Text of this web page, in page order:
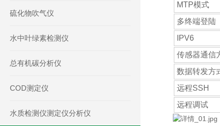
MTP模式
多终端登陆
IPV6
传感器通信
数据转发方
远程SSH
远程调试
硫化物吹气仪
水中叶绿素检测仪
总有机碳分析仪
COD测定仪
水质检测仪测定仪分析仪